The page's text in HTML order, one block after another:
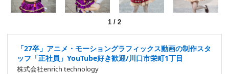
1 / 2
「27卒」アニメ・モーショングラフィックス動画の制作スタ
ッフ「正社員」YouTube好き歓迎/川口市栄町1丁目
株式会社enrich technology